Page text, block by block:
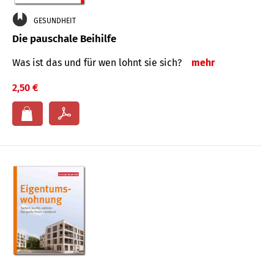
GESUNDHEIT
Die pauschale Beihilfe
Was ist das und für wen lohnt sie sich? mehr
2,50 €